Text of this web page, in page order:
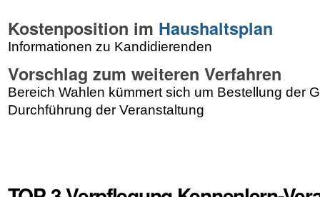
Kostenposition im Haushaltsplan
Informationen zu Kandidierenden
Vorschlag zum weiteren Verfahren
Bereich Wahlen kümmert sich um Bestellung der
Durchführung der Veranstaltung